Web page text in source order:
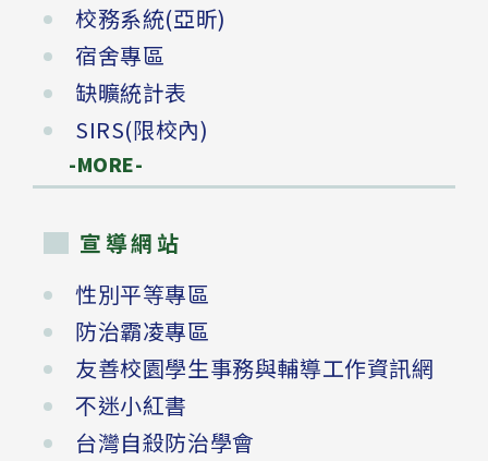
校務系統(亞昕)
宿舍專區
缺曠統計表
SIRS(限校內)
-MORE-
宣導網站
性別平等專區
防治霸凌專區
友善校園學生事務與輔導工作資訊網
不迷小紅書
台灣自殺防治學會